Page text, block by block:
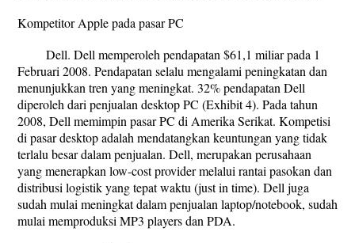
Kompetitor Apple pada pasar PC
Dell. Dell memperoleh pendapatan $61,1 miliar pada 1
Februari 2008. Pendapatan selalu mengalami peningkatan dan
menunjukkan tren yang meningkat. 32% pendapatan Dell
diperoleh dari penjualan desktop PC (Exhibit 4). Pada tahun
2008, Dell memimpin pasar PC di Amerika Serikat. Kompetisi
di pasar desktop adalah mendatangkan keuntungan yang tidak
terlalu besar dalam penjualan. Dell, merupakan perusahaan
yang menerapkan low-cost provider melalui rantai pasokan dan
distribusi logistik yang tepat waktu (just in time). Dell juga
sudah mulai meningkat dalam penjualan laptop/notebook, sudah
mulai memproduksi MP3 players dan PDA.